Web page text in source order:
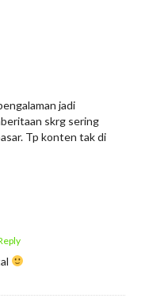
jadi
skrg sering
Tp konten tak di